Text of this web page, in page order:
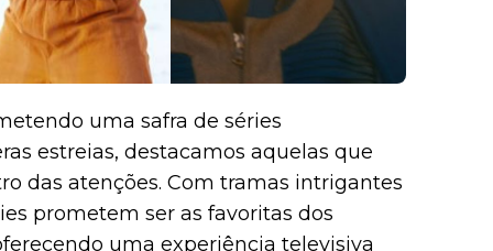
uma safra de séries
estreias, destacamos aquelas que
das atenções. Com tramas intrigantes
prometem ser as favoritas dos
uma experiência televisiva